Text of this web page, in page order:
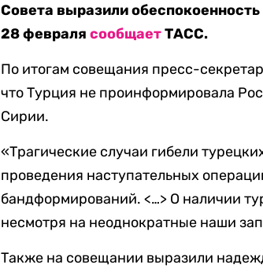
Совета выразили
28 февралясообщаетТАСС.
По итогам совещания пресс-
что Турция не проинформировала
Сирии.
«Трагические случаи гибели
проведения наступательных
бандформирований. <…> О наличии
несмотря на неоднократные наши
Также на совещании выразили